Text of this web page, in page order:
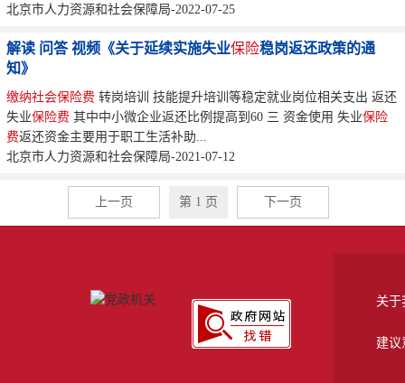
北京市人力资源和社会保障局-2022-07-25
解读 问答 视频《关于延续实施失业保险稳岗返还政策的通
知》
缴纳社会保险费 转岗培训 技能提升培训等稳定就业岗位相关支出 返还
失业保险费 其中中小微企业返还比例提高到60 三 资金使用 失业保险
费返还资金主要用于职工生活补助...
北京市人力资源和社会保障局-2021-07-12
上一页 第 1 页 下一页
关于
建议